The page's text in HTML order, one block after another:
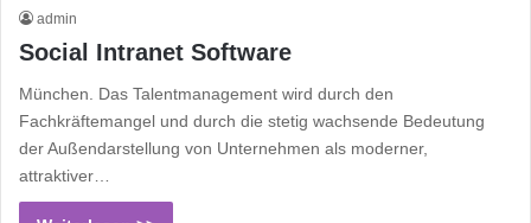
admin
Social Intranet Software
München. Das Talentmanagement wird durch den
Fachkräftemangel und durch die stetig wachsende Bedeutung
der Außendarstellung von Unternehmen als moderner,
attraktiver…